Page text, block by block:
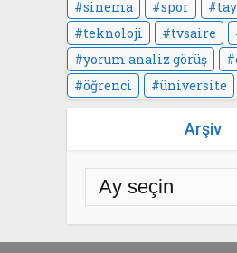
sinema
spor
teknoloji
tvsaire
yorum analiz görüş
öğrenci
üniversite
Arşiv